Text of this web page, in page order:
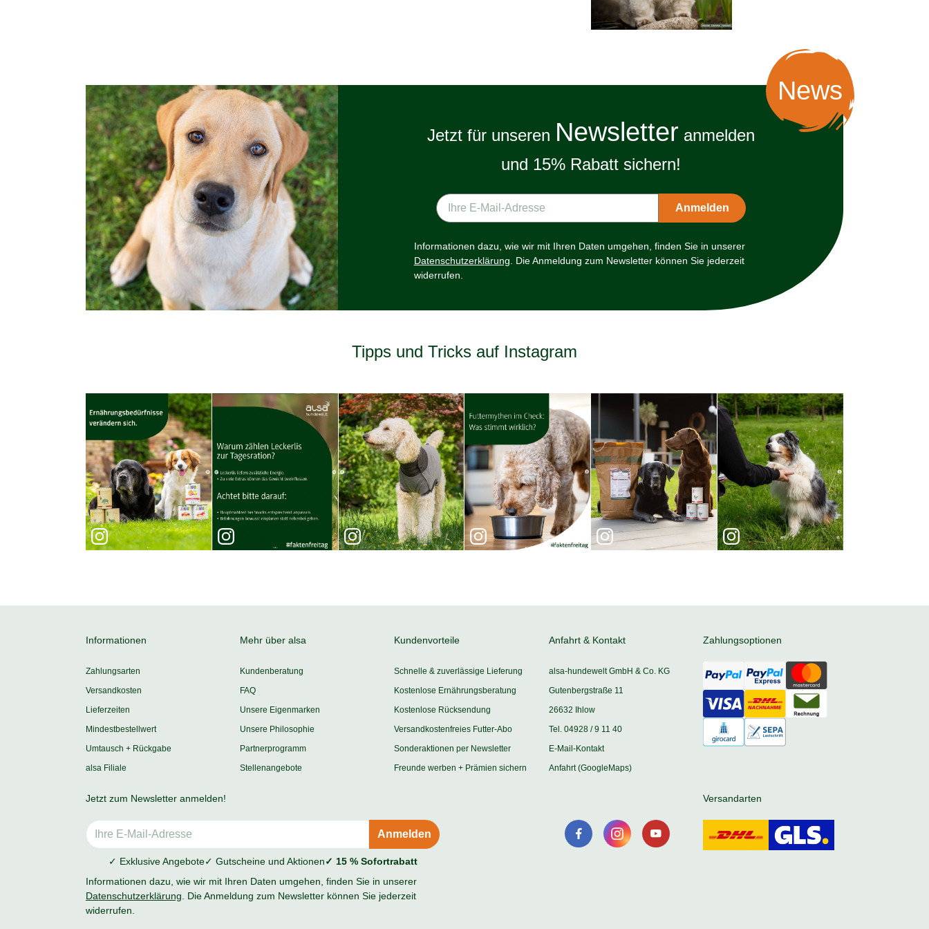
News
Jetzt für unseren Newsletter anmelden
und 15% Rabatt sichern!
Informationen dazu, wie wir mit Ihren Daten umgehen, finden Sie in unserer
Datenschutzerklärung . Die Anmeldung zum Newsletter können Sie jederzeit
widerrufen.
Tipps und Tricks auf Instagram
Informationen
Zahlungsarten
Versandkosten
Lieferzeiten
Mindestbestellwert
Umtausch + Rückgabe
alsa Filiale
Mehr über alsa
Kundenberatung
FAQ
Unsere Eigenmarken
Unsere Philosophie
Partnerprogramm
Stellenangebote
Kundenvorteile
Schnelle & zuverlässige Lieferung
Kostenlose Ernährungsberatung
Kostenlose Rücksendung
Versandkostenfreies Futter-Abo
Sonderaktionen per Newsletter
Freunde werben + Prämien sichern
Anfahrt & Kontakt
alsa-hundewelt GmbH & Co. KG
Gutenbergstraße 11
26632 Ihlow
Tel. 04928 / 9 11 40
E-Mail-Kontakt
Anfahrt (GoogleMaps)
Zahlungsoptionen
Versandarten
Jetzt zum Newsletter anmelden!
✓ Exklusive Angebote✓ Gutscheine und Aktionen✓ 15 % Sofortrabatt
Informationen dazu, wie wir mit Ihren Daten umgehen, finden Sie in unserer
Datenschutzerklärung . Die Anmeldung zum Newsletter können Sie jederzeit
widerrufen.